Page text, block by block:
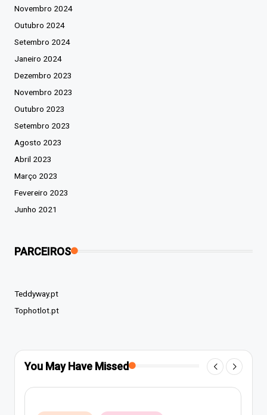
Novembro 2024
Outubro 2024
Setembro 2024
Janeiro 2024
Dezembro 2023
Novembro 2023
Outubro 2023
Setembro 2023
Agosto 2023
Abril 2023
Março 2023
Fevereiro 2023
Junho 2021
PARCEIROS
Teddyway.pt
Tophotlot.pt
You May Have Missed